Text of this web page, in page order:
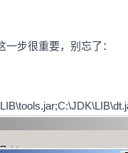
步很重要，别忘了：